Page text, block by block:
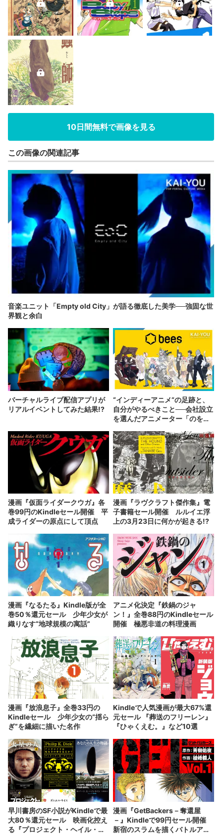
10日間無料で画像を見る
この画像の関連記事
音楽ユニット「Empty old City」が語る徹底した美学──強固な世
界観と余白
バーチャルライブ配信アプリが
リアルイベントしてみた結果!?
“インディーアニメ“の足跡と、
自分がやるべきこと──会社設立
を選んだアニメーター「のを
漫画『仮面ライダークウガ』各
巻99円のKindleセール開催 平
成ライダーの原点にして頂点
漫画『ラヴクラフト傑作集』電
子書籍セール開催 ルルイエ浮
上の3月23日に何かが起きる!?
漫画『なるたる』Kindle版が全
巻50％還元セール 少年少女が
織りなす“地球規模の寓話”
アニメ化決定『鉄鍋のジャ
ン！』全巻88円のKindleセール
開催 極悪非道の料理漫画
漫画『放浪息子』全巻33円の
Kindleセール 少年少女の“揺ら
ぎ”を繊細に描いた名作
Kindleで人気漫画が最大67%還
元セール 『葬送のフリーレン』
『ひゃくえむ。』など10選
早川書房のSF小説がKindleで最
大80％還元セール 映画化控え
る『プロジェクト・ヘイル・メ
漫画『GetBackers－奪還屋
－』Kindleで99円セール開催
新宿のスラムを描くバトルアク